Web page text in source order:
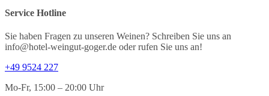
Service Hotline
Sie haben Fragen zu unseren Weinen? Schreiben Sie uns an
info@hotel-weingut-goger.de oder rufen Sie uns an!
+49 9524 227
Mo-Fr, 15:00 – 20:00 Uhr